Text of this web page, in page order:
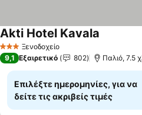
3 ΑστέριαΞενοδοχείο
Akti Hotel Kavala
9,1 Εξαιρετικό 802 Παλιό, 7.5
Επιλέξτε ημερομηνίες, για να
δείτε τις ακριβείς τιμές